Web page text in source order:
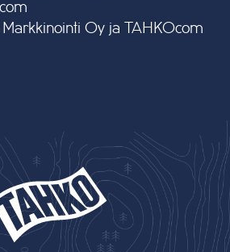
Oy ja TAHKOcom